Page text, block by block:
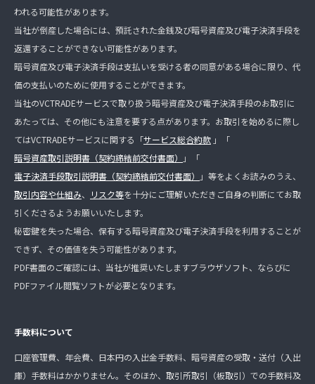
われる可能性があります。
当社が倒産した場合には、預託された金銭及び暗号資産及び電子決済手段を
返還することができない可能性があります。
暗号資産及び電子決済手段は支払いを受ける者の同意がある場合に限り、代
価の支払いのために使用することができます。
当社のVCTRADEサービスで取り扱う暗号資産及び電子決済手段のお取引に
あたっては、その他にも注意を要する点があります。お取引を始めるに際し
てはVCTRADEサービスに関する「サービス総合約款 」「
暗号資産取引説明書（契約締結前交付書面）
」「
電子決済手段取引説明書（契約締結前交付書面）
」等をよくお読みのうえ、
取引内容や仕組み、 リスク等を十分にご理解いただきご自身の判断にてお取
引くださるようお願いいたします。
秘密鍵を失った場合、保有する暗号資産及び電子決済手段を利用することが
できず、その価値を失う可能性があります。
PDF書面のご確認には、当社が推奨いたしますブラウザソフト、ならびに
PDFファイル閲覧ソフトが必要となります。
手数料について
口座管理費、年会費、日本円の入出金手数料、暗号資産の受取・送付（入出
庫）手数料はかかりません。そのほか、取引所取引（板取引）での手数料及